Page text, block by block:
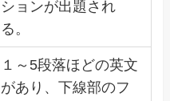
ションが出題され
る。
１～5段落ほどの英文
があり、下線部のフ